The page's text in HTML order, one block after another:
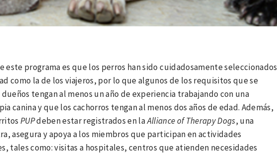
programa es que los perros han sido cuidadosamente seleccionados
como la de los viajeros, por lo que algunos de los requisitos que se
tengan al menos un año de experiencia trabajando con una
canina y que los cachorros tengan al menos dos años de edad. Además,
PUPdeben estar registrados en laAlliance of Therapy Dogs, una
asegura y apoya a los miembros que participan en actividades
tales como: visitas a hospitales, centros que atienden necesidades